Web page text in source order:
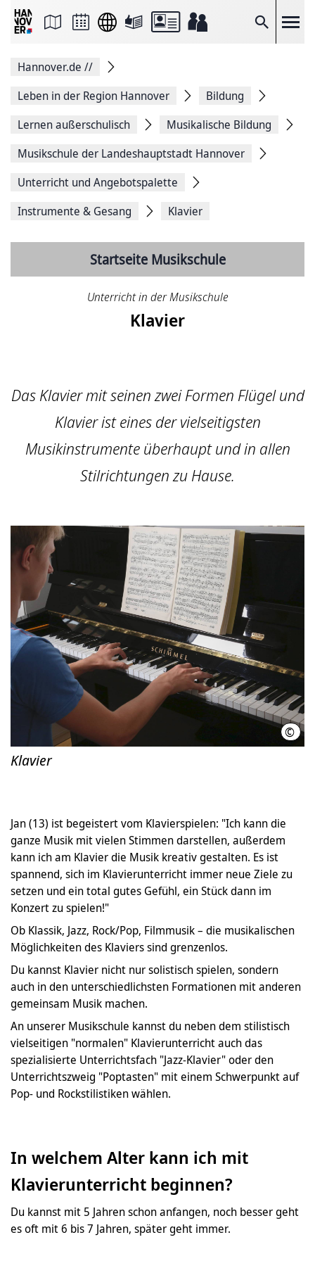
Suche
Seite
Facebook
teilen
Seitenlink
Seite
Hannover.de //
Leben in der Region Hannover
Bildung
Lernen außerschulisch
Musikalische Bildung
Musikschule der Landeshauptstadt Hannover
Unterricht und Angebotspalette
Instrumente & Gesang
Klavier
Startseite Musikschule
Unterricht in der Musikschule
Klavier
Das Klavier mit seinen zwei Formen Flügel und
Klavier ist eines der vielseitigsten
Musikinstrumente überhaupt und in allen
Stilrichtungen zu Hause.
© MS/
Klavier
Jan (13) ist begeistert vom Klavierspielen: "Ich kann die
ganze Musik mit vielen Stimmen darstellen, außerdem
kann ich am Klavier die Musik kreativ gestalten. Es ist
spannend, sich im Klavierunterricht immer neue Ziele zu
setzen und ein total gutes Gefühl, ein Stück dann im
Konzert zu spielen!"
Ob Klassik, Jazz, Rock/Pop, Filmmusik – die musikalischen
Möglichkeiten des Klaviers sind grenzenlos.
Du kannst Klavier nicht nur solistisch spielen, sondern
auch in den unterschiedlichsten Formationen mit anderen
gemeinsam Musik machen.
An unserer Musikschule kannst du neben dem stilistisch
vielseitigen "normalen" Klavierunterricht auch das
spezialisierte Unterrichtsfach "Jazz-Klavier" oder den
Unterrichtszweig "Poptasten" mit einem Schwerpunkt auf
Pop- und Rockstilistiken wählen.
In welchem Alter kann ich mit
Klavierunterricht beginnen?
Du kannst mit 5 Jahren schon anfangen, noch besser geht
es oft mit 6 bis 7 Jahren, später geht immer.